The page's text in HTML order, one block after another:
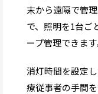
末から遠隔で管
で、照明を1台ご
ープ管理できます
消灯時間を設定
療従事者の手間